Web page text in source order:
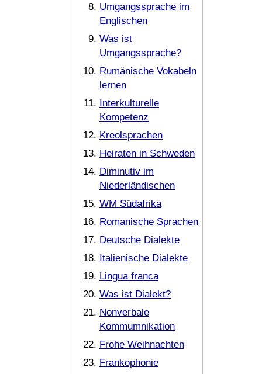
Umgangssprache im
Englischen
Was ist
Umgangssprache?
Rumänische Vokabeln
lernen
Interkulturelle
Kompetenz
Kreolsprachen
Heiraten in Schweden
Diminutiv im
Niederländischen
WM Südafrika
Romanische Sprachen
Deutsche Dialekte
Italienische Dialekte
Lingua franca
Was ist Dialekt?
Nonverbale
Kommumnikation
Frohe Weihnachten
Frankophonie